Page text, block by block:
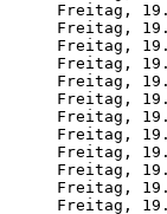
Freitag,
Freitag,
Freitag,
Freitag,
Freitag,
Freitag,
Freitag,
Freitag,
Freitag,
Freitag,
Freitag,
Freitag,